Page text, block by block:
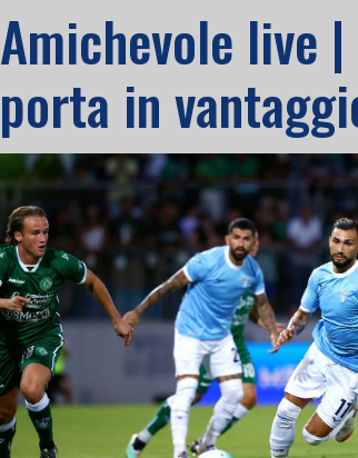
Amichevole live
porta in